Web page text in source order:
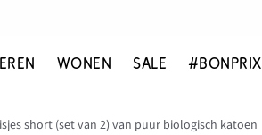
WONEN SALE #BONPRIX
short (set van 2) van puur biologisch katoen